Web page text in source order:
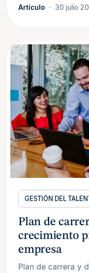
Artículo 30 julio
GESTIÓN DEL
Plan de
crecimiento
empresa
Plan de carrera y